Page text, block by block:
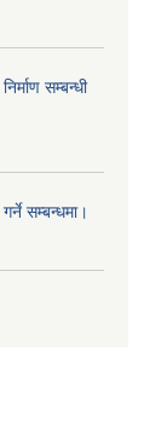
सम्बन्धी
सम्बन्धमा।